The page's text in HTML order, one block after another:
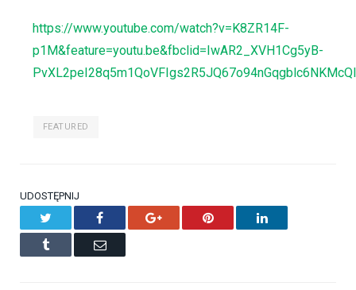
https://www.youtube.com/watch?v=K8ZR14F-
p1M&feature=youtu.be&fbclid=IwAR2_XVH1Cg5yB-
PvXL2peI28q5m1QoVFIgs2R5JQ67o94nGqgblc6NKMcQI
FEATURED
UDOSTĘPNIJ
Facebook Google+ Pinterest LinkedIn
Tumblr Email